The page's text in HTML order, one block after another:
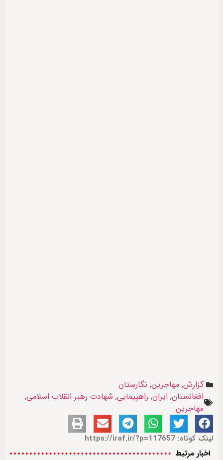
گزارش, مهاجرین, نگارستان
افغانستان, ایران, راهپیمایی, شهادت رهبر انقلاب اسلامی,
مهاجرین
لینک کوتاه: https://iraf.ir/?p=117657
اخبار مرتبط